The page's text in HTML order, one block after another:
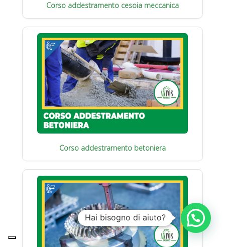
Corso addestramento cesoia meccanica
Corso addestramento betoniera
Hai bisogno di aiuto?